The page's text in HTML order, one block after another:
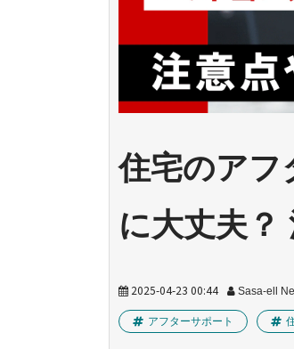
住宅のアフ
に大丈夫？
2025-04-23 00:44 Sasa-ell
アフターサポート